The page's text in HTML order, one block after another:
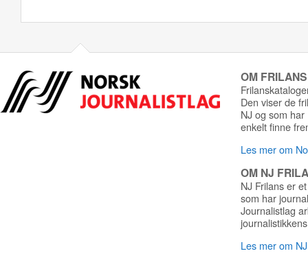
OM
Den viser de
NJ og som
enkelt finne
Les mer om
OM NJ
NJ Frilans er
som har
Journalistlag
Les mer om